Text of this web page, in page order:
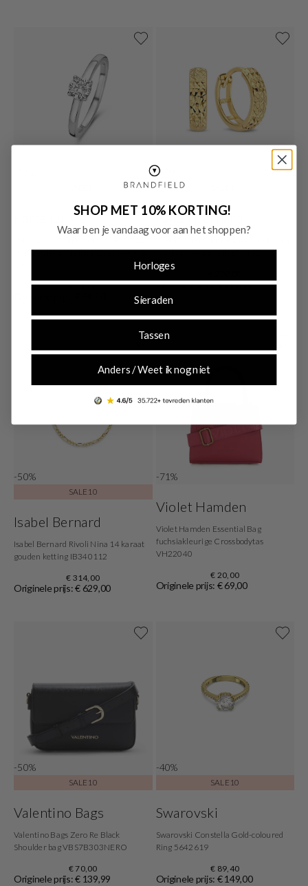
Parte Di Me
sterling zilveren ring PDM1300008-
€ 11,00
-30%
Isabel Bernard
gouden oorringen IB360142
Originele prijs: € 299,00
-50%
SALE10
Isabel Bernard
Isabel Bernard Rivoli Nina 14 karaat
gouden ketting IB340112
€ 314,00
Originele prijs: € 629,00
-71%
Violet Hamden
Violet Hamden Essential Bag
fuchsiakleurige Crossbodytas
VH22040
€ 20,00
Originele prijs: € 69,00
-50%
SALE10
Valentino Bags
Valentino Bags Zero Re Black
Shoulder bag VBS7B303NERO
€ 70,00
Originele prijs: € 139,99
-40%
SALE10
Swarovski
Swarovski Constella Gold-coloured
Ring 5642619
€ 89,40
Originele prijs: € 149,00
SHOP MET 10% KORTING!
Waar ben je vandaag voor aan het shoppen?
Horloges
Sieraden
Tassen
Anders / Weet ik nog niet